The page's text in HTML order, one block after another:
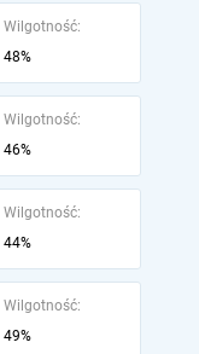
Wilgotność:
48%
Wilgotność:
46%
Wilgotność:
44%
Wilgotność:
49%